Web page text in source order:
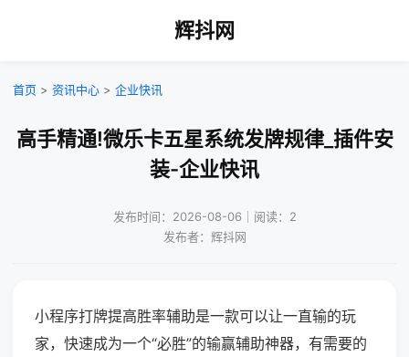
辉抖网
首页 > 资讯中心 > 企业快讯
高手精通!微乐卡五星系统发牌规律_插件安
装-企业快讯
发布时间：2026-08-06｜阅读：2
发布者：辉抖网
小程序打牌提高胜率辅助是一款可以让一直输的玩
家，快速成为一个“必胜”的输赢辅助神器，有需要的